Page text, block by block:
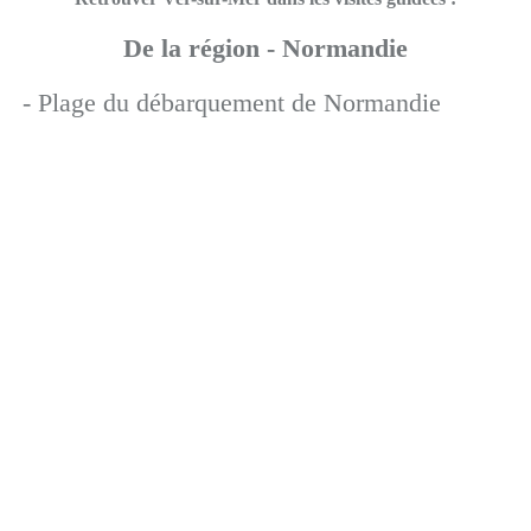
De la région - Normandie
- Plage du débarquement de Normandie